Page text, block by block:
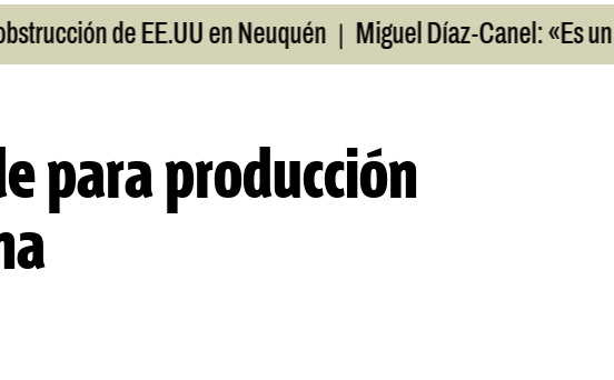
de EE.UU en Neuquén | Miguel Díaz-Canel: «Es un
para producción